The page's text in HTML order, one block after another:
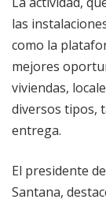
las
como la
mejores
viviendas,
diversos tipos,
entrega.
​El presidente
Santana,